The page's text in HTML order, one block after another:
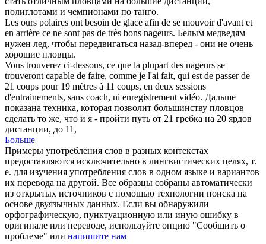
полиглотами и чемпионами по танго.
Les ours polaires ont besoin de glace afin de se mouvoir d'avant et
en arrière ce ne sont pas de très bons nageurs. Белым медведям
нужен лед, чтобы передвигаться назад-вперед - они не очень
хорошие пловцы.
Vous trouverez ci-dessous, ce que la plupart des nageurs se
trouveront capable de faire, comme je l'ai fait, qui est de passer de
21 coups pour 19 mètres à 11 coups, en deux sessions
d'entrainements, sans coach, ni enregistrement vidéo. Дальше
показана техника, которая позволит большинству пловцов
сделать то же, что и я - пройти путь от 21 гребка на 20 ярдов
дистанции, до 11,
Больше
Примеры употребления слов в разных контекстах
предоставляются исключительно в лингвистических целях, т.
е. для изучения употребления слов в одном языке и вариантов
их перевода на другой. Все образцы собраны автоматически
из открытых источников с помощью технологии поиска на
основе двуязычных данных. Если вы обнаружили
орфографическую, пунктуационную или иную ошибку в
оригинале или переводе, используйте опцию "Сообщить о
проблеме" или напишите нам